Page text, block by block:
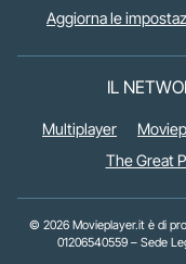
Aggiorna le
IL
Multiplayer
The Great
© 2026 Movieplayer.it è di
01206540559 – Sede